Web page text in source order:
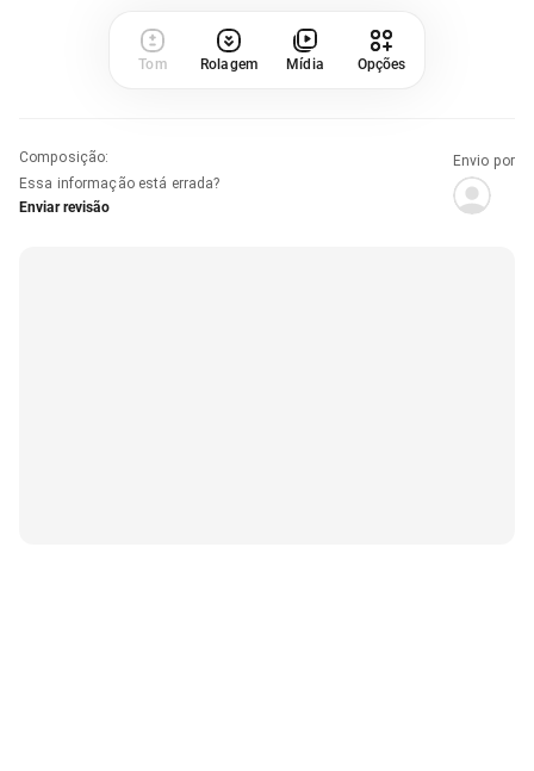
Tom Rolagem Mídia Opções
Composição:
Essa informação está errada?
Enviar revisão
Envio por